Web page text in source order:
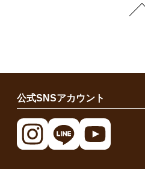
公式SNSアカウント